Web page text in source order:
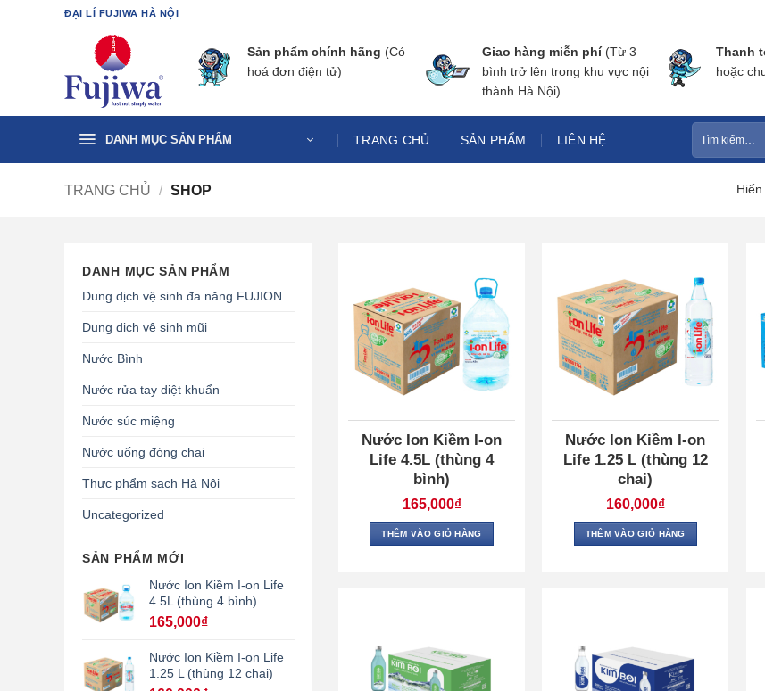
ĐẠI LÍ FUJIWA HÀ NỘI
Sản phẩm chính hãng (Có
hoá đơn điện tử)
Giao hàng miễn phí(Từ 3
bình trở lên trong khu vực nội
thành Hà Nội)
Thanh
hoặc
DANH MỤC SẢN PHẨM TRANG CHỦ SẢN PHẨM LIÊN HỆ
Tìm
kiếm:
TRANG CHỦ / SHOP
DANH MỤC SẢN PHẨM
Dung dịch vệ sinh đa năng FUJION
Dung dịch vệ sinh mũi
Nước Bình
Nước rửa tay diệt khuẩn
Nước súc miệng
Nước uống đóng chai
Thực phẩm sạch Hà Nội
Uncategorized
SẢN PHẨM MỚI
Nước Ion Kiềm I-on Life
4.5L (thùng 4 bình)
165,000₫
Nước Ion Kiềm I-on Life
1.25 L (thùng 12 chai)
Nước Ion Kiềm I-on
Life 4.5L (thùng 4
bình)
165,000₫
THÊM VÀO GIỎ HÀNG
Nước Ion Kiềm I-on
Life 1.25 L (thùng 12
chai)
160,000₫
THÊM VÀO GIỎ HÀNG